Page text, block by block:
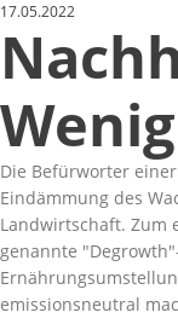
17.05.2022
Die Befürworter
Eindämmung des
Landwirtschaft. Zum
genannte
Degrowth
emissionsneutral